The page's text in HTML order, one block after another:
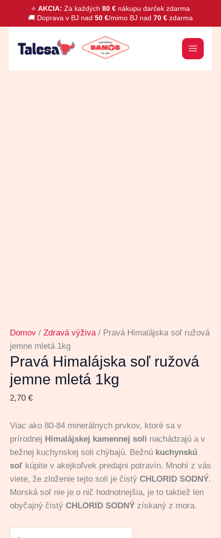
⭐ AKCIA: Za každých 80 € nákupu darček zdarma
🚚 Doprava v BJ nad 50 €/mimo BJ nad 70 € zdarma
Preskočiť
Domov / Zdravá výživa / Pravá Himalájska soľ ružová
jemne mletá 1kg
Pravá Himalájska soľ ružová
jemne mletá 1kg
2,70 €
Viac ako 80-84 minerálnych prvkov, ktoré sa v
prírodnej Himalájskej kamennej soli nachádzajú a v
bežnej kuchynskej soli chýbajú. Bežnú kuchynskú
soľ kúpite v akejkoľvek predajni potravín. Mnohí z vás
viete, že zloženie tejto soli je čistý CHLORID SODNÝ.
Morská soľ nie je o nič hodnotnejšia, je to taktiež len
obyčajný čistý CHLORID SODNÝ získaný z mora.
Pravá
soľ